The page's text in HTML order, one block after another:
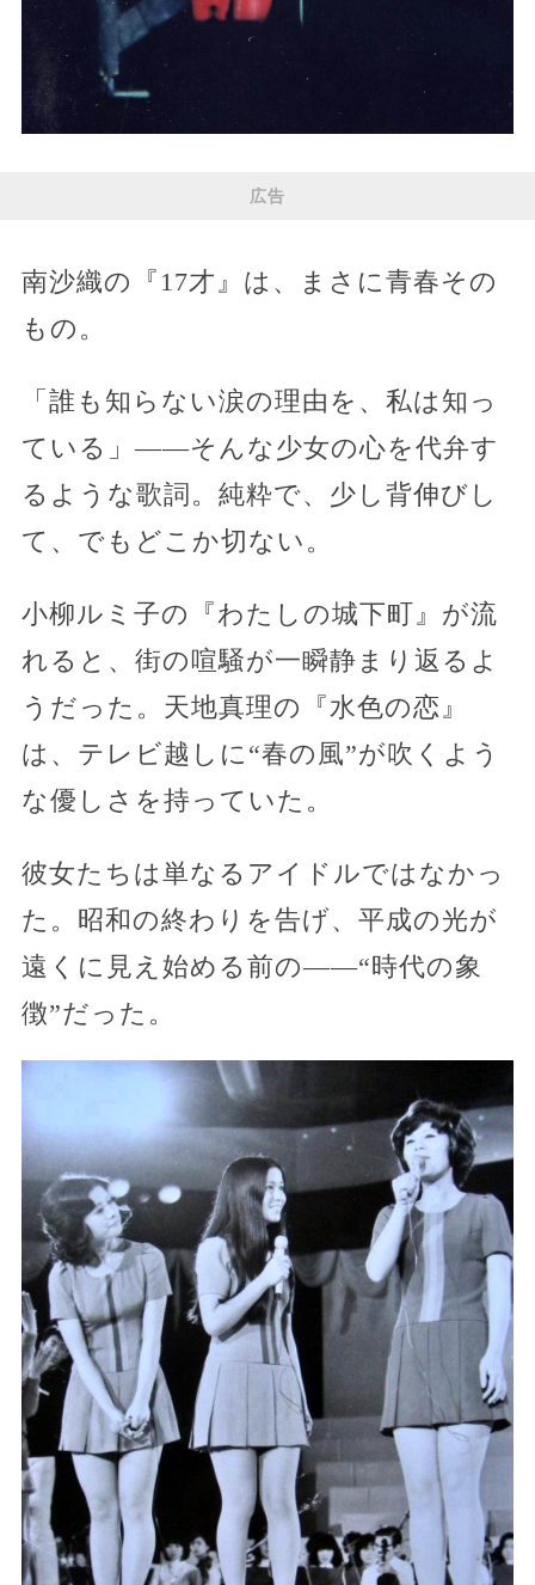
広告
南沙織の『17才』は、まさに青春その
もの。
「誰も知らない涙の理由を、私は知っ
ている」——そんな少女の心を代弁す
るような歌詞。純粋で、少し背伸びし
て、でもどこか切ない。
小柳ルミ子の『わたしの城下町』が流
れると、街の喧騒が一瞬静まり返るよ
うだった。天地真理の『水色の恋』
は、テレビ越しに“春の風”が吹くよう
な優しさを持っていた。
彼女たちは単なるアイドルではなかっ
た。昭和の終わりを告げ、平成の光が
遠くに見え始める前の——“時代の象
徴”だった。